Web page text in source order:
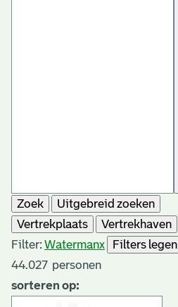
Zoek
Uitgebreid zoeken
Vertrekplaats
Vertrekhaven
Filter: Watermanx
Filters legen
44.027 personen
sorteren op: